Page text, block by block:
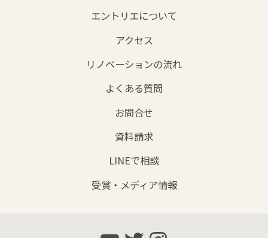
エントリエについて
アクセス
リノベーションの流れ
よくある質問
お問合せ
資料請求
LINEで相談
受賞・メディア情報